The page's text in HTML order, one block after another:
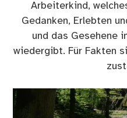
Arbeiterkind,
Gedanken, Erlebten
und das Gesehene
wiedergibt. Für Fakten